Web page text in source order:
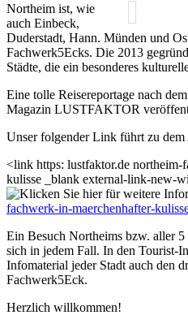
Northeim ist, wie
auch Einbeck,
Duderstadt, Hann. Münden und
Fachwerk5Ecks. Die 2013
Städte, die ein besonderes
Eine tolle Reisereportage nach
Magazin LUSTFAKTOR
Unser folgender Link führt zu
<link https: lustfaktor.de northeim-
kulisse _blank external-link-new-
fachwerk-in-maerchenhafter-
Ein Besuch Northeims bzw. aller
sich in jedem Fall. In den Tourist-
Infomaterial jeder Stadt auch den
Fachwerk5Eck.
Herzlich willkommen!